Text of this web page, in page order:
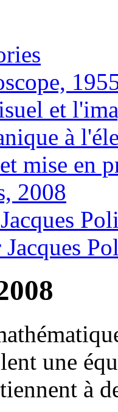
et
à
mise en
2008
une
à